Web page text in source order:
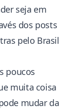
seja em
dos posts
pelo Brasil
poucos
muita coisa
mudar da